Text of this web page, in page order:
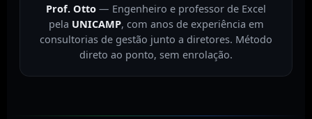
Prof. Otto — Engenheiro e professor de Excel
pela UNICAMP, com anos de experiência em
consultorias de gestão junto a diretores. Método
direto ao ponto, sem enrolação.